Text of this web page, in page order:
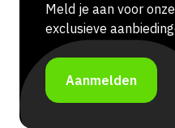
Meld je aan voor
exclusieve
Aanmelden